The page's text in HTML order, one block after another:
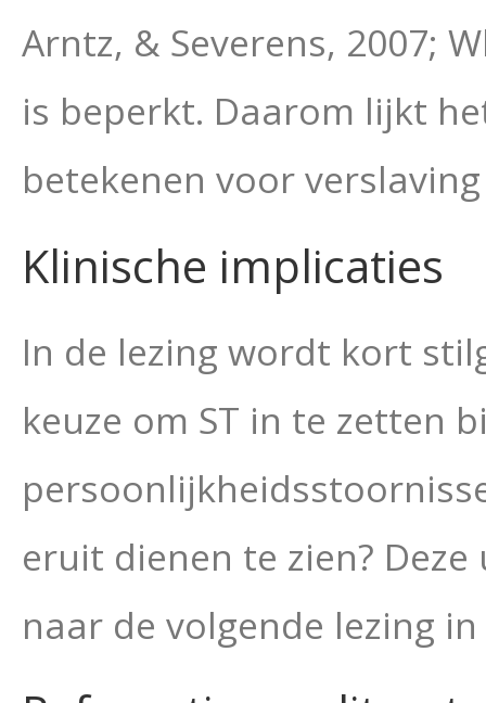
Arntz, & Severens, 2007;
is beperkt. Daarom lijkt
betekenen voor
Klinische implicaties
In de lezing wordt kort
keuze om ST in te zetten
eruit dienen te zien?
naar de volgende lezing